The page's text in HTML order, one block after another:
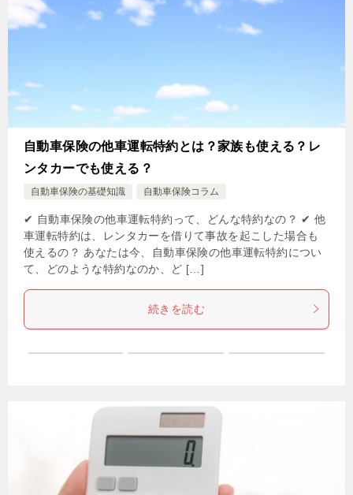
自動車保険の他車運転特約とは？家族も使える？レ
ンタカーでも使える？
自動車保険の基礎知識 自動車保険コラム
✔ 自動車保険の他車運転特約って、どんな特約なの？ ✔ 他
車運転特約は、レンタカーを借りて事故を起こした場合も
使えるの？ あなたは今、自動車保険の他車運転特約につい
て、どのような特約なのか、ど […]
続きを読む